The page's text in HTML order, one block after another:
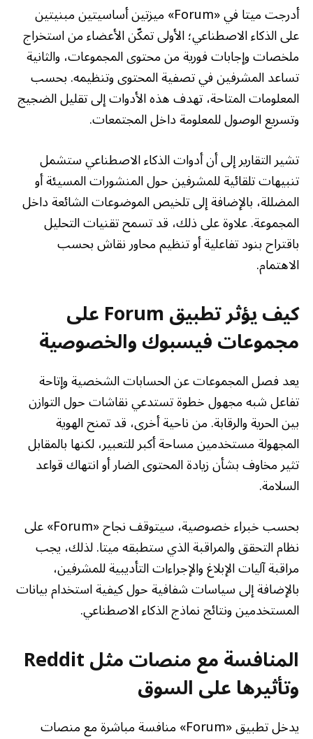
أدرجت ميتا في «Forum» ميزتين أساسيتين مبنيتين
على الذكاء الاصطناعي؛ الأولى تمكّن الأعضاء من استخراج
ملخصات وإجابات فورية من محتوى المجموعات، والثانية
تساعد المشرفين في تصفية المحتوى وتنظيمه. بحسب
المعلومات المتاحة، تهدف هذه الأدوات إلى تقليل الضجيج
وتسريع الوصول للمعلومة داخل المجتمعات.
تشير التقارير إلى أن أدوات الذكاء الاصطناعي ستشمل
تنبيهات تلقائية للمشرفين حول المنشورات المسيئة أو
المضللة، بالإضافة إلى تلخيص الموضوعات الشائعة داخل
المجموعة. علاوة على ذلك، قد تسمح تقنيات التحليل
باقتراح بنود تفاعلية أو تنظيم محاور نقاش بحسب
الاهتمام.
كيف يؤثر تطبيق Forum على
مجموعات فيسبوك والخصوصية
يعد فصل المجموعات عن الحسابات الشخصية وإتاحة
تفاعل شبه مجهول خطوة تستدعي نقاشات حول التوازن
بين الحرية والرقابة. من ناحية أخرى، قد تمنح الهوية
المجهولة مستخدمين مساحة أكبر للتعبير، لكنها بالمقابل
تثير مخاوف بشأن زيادة المحتوى الضار أو انتهاك قواعد
السلامة.
بحسب خبراء خصوصية، سيتوقف نجاح «Forum» على
نظام التحقق والمراقبة الذي ستطبقه ميتا. لذلك، يجب
مراقبة آليات الإبلاغ والإجراءات التأديبية للمشرفين،
بالإضافة إلى سياسات شفافية حول كيفية استخدام بيانات
المستخدمين ونتائج نماذج الذكاء الاصطناعي.
المنافسة مع منصات مثل Reddit
وتأثيرها على السوق
يدخل تطبيق «Forum» منافسة مباشرة مع منصات